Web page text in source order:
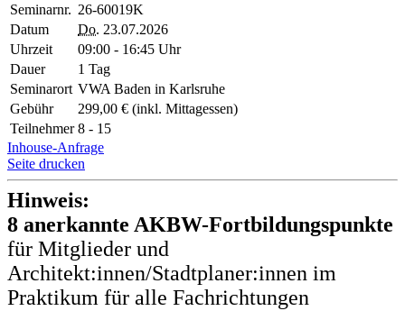
Seminarnr. 26-60019K
Datum
Do. 23.07.2026
Uhrzeit
09:00 - 16:45 Uhr
Dauer
1 Tag
Seminarort VWA Baden in Karlsruhe
Gebühr
299,00 € (inkl. Mittagessen)
Teilnehmer 8 - 15
Inhouse-Anfrage
Seite drucken
Hinweis:
8 anerkannte AKBW-Fortbildungspunkte
für Mitglieder und
Architekt:innen/Stadtplaner:innen im
Praktikum für alle Fachrichtungen